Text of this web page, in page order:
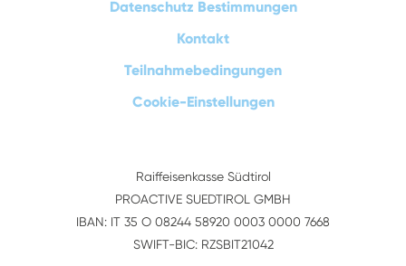
Datenschutz Bestimmungen
Kontakt
Teilnahmebedingungen
Cookie-Einstellungen
Raiffeisenkasse Südtirol
PROACTIVE SUEDTIROL GMBH
IBAN: IT 35 O 08244 58920 0003 0000 7668
SWIFT-BIC: RZSBIT21042